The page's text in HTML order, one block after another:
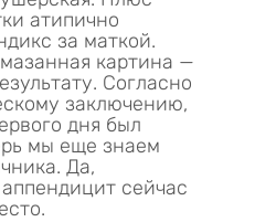
атипично
за маткой.
картина —
Согласно
заключению,
дня был
мы еще знаем
Да,
сейчас